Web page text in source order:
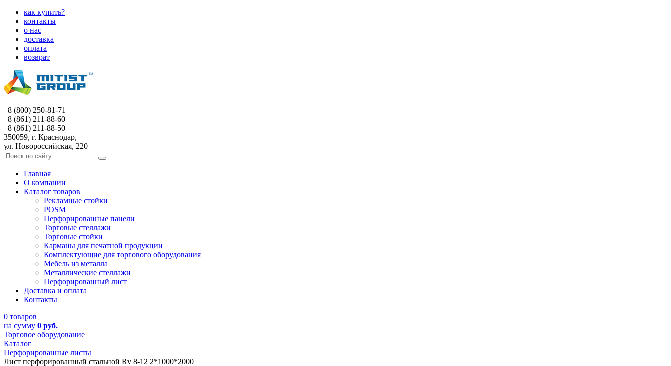
как купить?
контакты
о нас
доставка
оплата
возврат
8 (800) 250-81-71
8 (861) 211-88-60
8 (861) 211-88-50
350059, г. Краснодар,
ул. Новороссийская, 220
Главная
О компании
Каталог товаров
Рекламные стойки
POSM
Перфорированные панели
Торговые стеллажи
Торговые стойки
Карманы для печатной продукции
Комплектующие для торгового оборудования
Мебель из металла
Металлические стеллажи
Перфорированный лист
Доставка и оплата
Контакты
0 товаров
на сумму 0 руб.
Торговое оборудование
Каталог
Перфорированные листы
Лист перфорированный стальной Rv 8-12 2*1000*2000